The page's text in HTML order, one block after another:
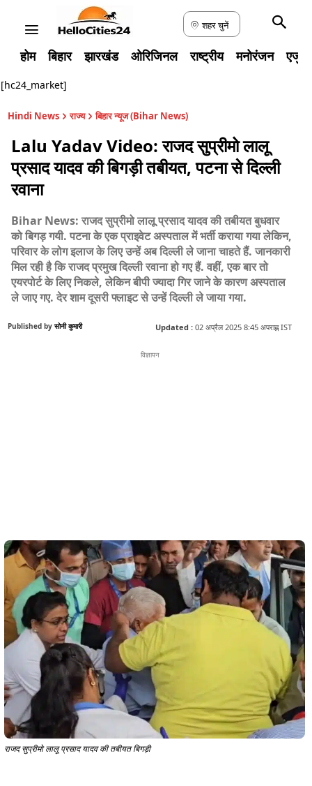
शहर चुनें
होम बिहार झारखंड ओरिजिनल राष्ट्रीय मनोरंजन
[hc24_market]
Hindi News राज्य बिहार न्यूज (Bihar News)
Lalu Yadav Video: राजद सुप्रीमो लालू
प्रसाद यादव की बिगड़ी तबीयत, पटना से दिल्ली
रवाना
Bihar News: राजद सुप्रीमो लालू प्रसाद यादव की तबीयत बुधवार
को बिगड़ गयी. पटना के एक प्राइवेट अस्पताल में भर्ती कराया गया लेकिन,
परिवार के लोग इलाज के लिए उन्हें अब दिल्ली ले जाना चाहते हैं. जानकारी
मिल रही है कि राजद प्रमुख दिल्ली रवाना हो गए हैं. वहीं, एक बार तो
एयरपोर्ट के लिए निकले, लेकिन बीपी ज्यादा गिर जाने के कारण अस्पताल
ले जाए गए. देर शाम दूसरी फ्लाइट से उन्हें दिल्ली ले जाया गया.
Published by सोनी कुमारी Updated : 02 अप्रैल 2025 8:45 अपराह्न IST
विज्ञापन
राजद सुप्रीमो लालू प्रसाद यादव की तबीयत बिगड़ी